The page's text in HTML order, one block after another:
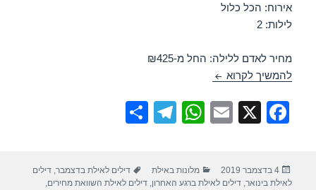
אירוח: הכל כלול
לילות: 2
מחיר לאדם ללילה: החל מ-₪425
להמשיך לקרוא מלון לאונרדו פריוילג – אילת 06/12/2019
F
e
X
E
W
s
T
gr
e
פורסם
בתאריך
4 בדצמבר 2019 קטגוריות
מלונות באילת תגיות
דילים לאילת בדצמבר ,דילים
לאילת בינואר ,דילים לאילת ברגע האחרון ,דילים לאילת השוואת מחירים